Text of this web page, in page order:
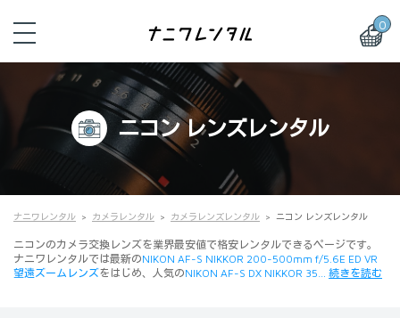
0
ニコン レンズレンタル
ナニワレンタル カメラレンタル カメラレンズレンタル ニコン レンズレンタル
ニコンのカメラ交換レンズを業界最安値で格安レンタルできるページです。
ナニワレンタルでは最新のNIKON AF-S NIKKOR 200-500mm f/5.6E ED VR
望遠ズームレンズをはじめ、人気のNIKON AF-S DX NIKKOR 35… 続きを読む